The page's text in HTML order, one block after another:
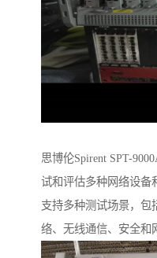
思博伦Spirent SPT-
试和评估多种网络设备
支持多种测试场景，包
络、无线通信、安全和